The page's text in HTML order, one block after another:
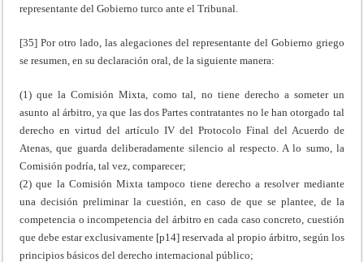
representante del Gobierno turco ante el Tribunal.
[35] Por otro lado, las alegaciones del representante del Gobierno griego
se resumen, en su declaración oral, de la siguiente manera:
(1) que la Comisión Mixta, como tal, no tiene derecho a someter un
asunto al árbitro, ya que las dos Partes contratantes no le han otorgado tal
derecho en virtud del artículo IV del Protocolo Final del Acuerdo de
Atenas, que guarda deliberadamente silencio al respecto. A lo sumo, la
Comisión podría, tal vez, comparecer;
(2) que la Comisión Mixta tampoco tiene derecho a resolver mediante
una decisión preliminar la cuestión, en caso de que se plantee, de la
competencia o incompetencia del árbitro en cada caso concreto, cuestión
que debe estar exclusivamente [p14] reservada al propio árbitro, según los
principios básicos del derecho internacional público;